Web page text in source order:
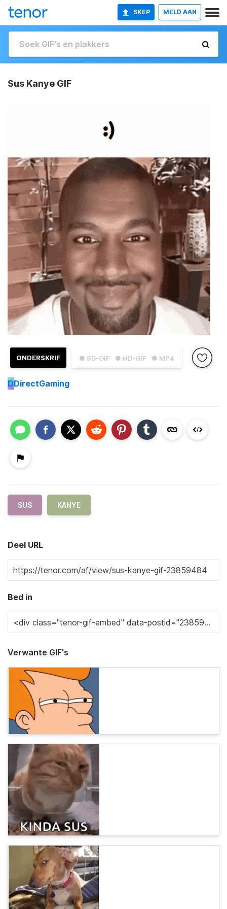
SKEP MELD AAN
Sus Kanye GIF
● SD-GIF ● HD-GIF ● MP4
ONDERSKRIF
DDirectGaming
SUS KANYE
Deel URL
Bed in
Verwante GIF's